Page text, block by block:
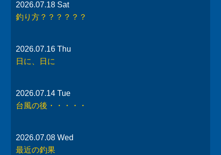
2026.07.18 Sat
釣り方？？？？？？
2026.07.16 Thu
日に、日に
2026.07.14 Tue
台風の後・・・・・
2026.07.08 Wed
最近の釣果